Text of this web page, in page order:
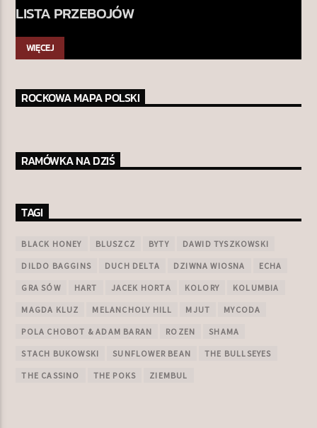
LISTA PRZEBOJÓW
WIĘCEJ
ROCKOWA MAPA POLSKI
RAMÓWKA NA DZIŚ
TAGI
BLACK HONEY BLUSZCZ BYTY DAWID TYSZKOWSKI
DILDO BAGGINS DUCH DELTA DZIWNA WIOSNA ECHA
GRA SÓW HART JACEK HORTA KOLORY KOLUMBIA
MAGDA KLUZ MELANCHOLY HILL MJUT MYCODA
POLA CHOBOT & ADAM BARAN ROZEN SHAMA
STACH BUKOWSKI SUNFLOWER BEAN THE BULLSEYES
THE CASSINO THE POKS ZIEMBUL